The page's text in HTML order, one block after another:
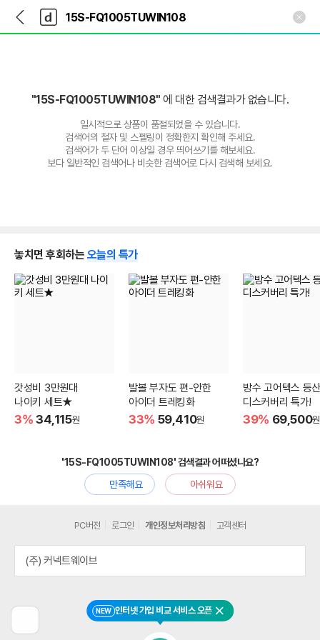
다
나
와
가
다
와
"15S-FQ1005TUWIN108"에 대한 검색결과가 없습니다.
일시적으로 상품이 품절되었을 수 있습니다.
검색어의 철자 및 스펠링이 정확한지 확인해 주세요.
검색어가 두 단어 이상일 경우 띄어쓰기를 해보세요.
보다 일반적인 검색어나 비슷한 검색어로 다시 검색해 보세요.
놓치면 후회하는 오늘의 특가
갓성비 3만원대
나이키 세트★
3% 34,115원
발볼 부자도 편-안한
아이더 트레킹화
33% 59,410원
방수 고어텍스 등
디스커버리 특가!
39% 69,500원
'15S-FQ1005TUWIN108' 검색결과 어떠셨나요?
만족해요
아쉬워요
전
NEW 인터넷 가입 비교 서비스 오픈 닫기
PC버전 로그인 개인정보처리방침 고객센터
(주) 커넥트웨이브